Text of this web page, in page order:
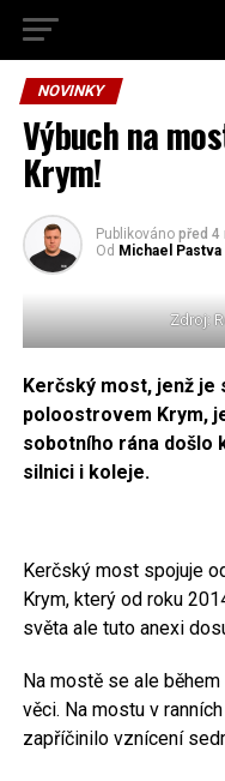
NOVINKY
Výbuch na
Krym!
Publikováno před 4
Od Michael Pastva
Zdroj:
Kerčský most, jenž je
poloostrovem Krym,
sobotního rána došlo
silnici i koleje.
Kerčský most spojuje
Krym, který od roku
světa ale tuto anexi
Na mostě se ale
věci. Na mostu v
zapříčinilo vznícení